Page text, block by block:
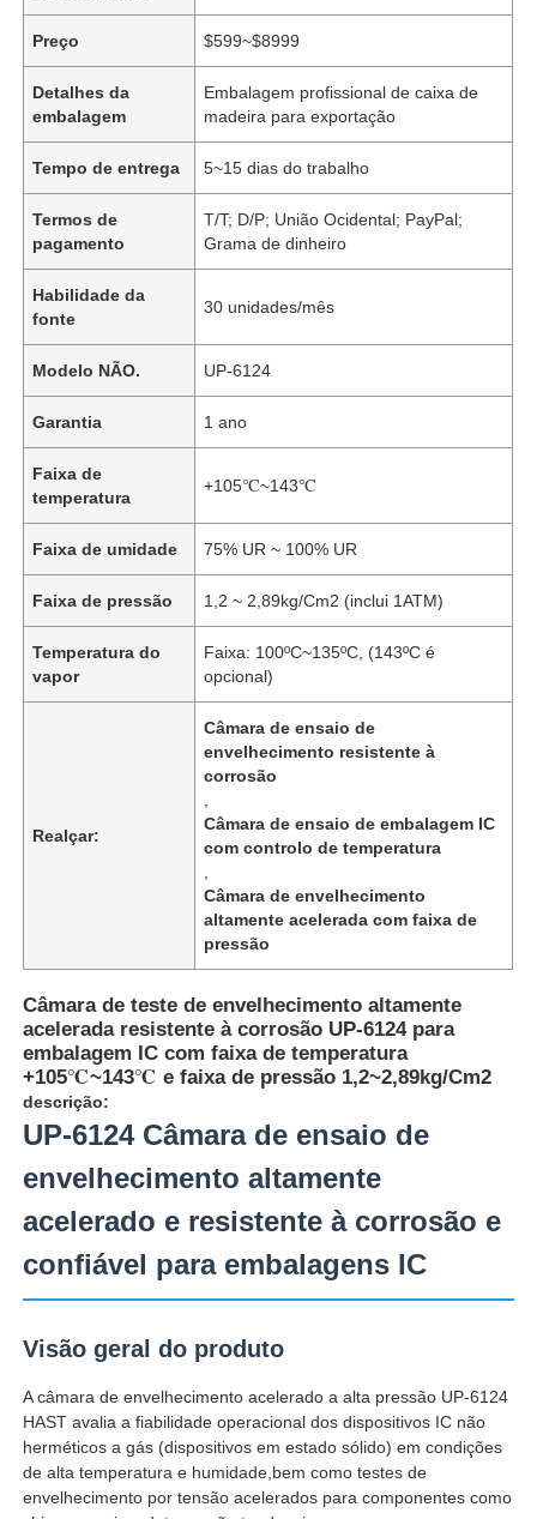
Casa
Produtos
Quem Somos
Preço $599~$8999
Detalhes da
embalagem
Embalagem profissional de caixa de
madeira para exportação
Tempo de entrega 5~15 dias do trabalho
Termos de
pagamento
T/T; D/P; União Ocidental; PayPal;
Grama de dinheiro
Habilidade da
fonte
30 unidades/mês
Modelo NÃO. UP-6124
Garantia 1 ano
Faixa de
temperatura
+105℃~143℃
Faixa de umidade 75% UR ~ 100% UR
Faixa de pressão 1,2 ~ 2,89kg/Cm2 (inclui 1ATM)
Temperatura do
vapor
Faixa: 100ºC~135ºC, (143ºC é
opcional)
Realçar:
Câmara de ensaio de
envelhecimento resistente à
corrosão
Câmara de ensaio de embalagem IC
com controlo de temperatura
Câmara de envelhecimento
altamente acelerada com faixa de
pressão
Câmara de teste de envelhecimento altamente
acelerada resistente à corrosão UP-6124 para
embalagem IC com faixa de temperatura
+105℃~143℃ e faixa de pressão 1,2~2,89kg/Cm2
descrição:
UP-6124 Câmara de ensaio de
envelhecimento altamente
acelerado e resistente à corrosão e
confiável para embalagens IC
Visão geral do produto
A câmara de envelhecimento acelerado a alta pressão UP-6124
HAST avalia a fiabilidade operacional dos dispositivos IC não
herméticos a gás (dispositivos em estado sólido) em condições
de alta temperatura e humidade,bem como testes de
envelhecimento por tensão acelerados para componentes como